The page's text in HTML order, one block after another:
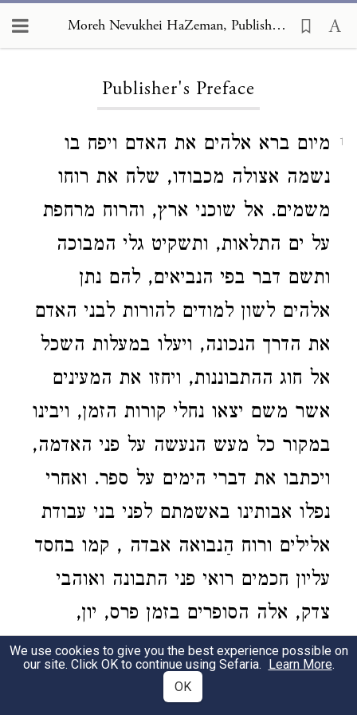
Moreh Nevukhei HaZeman, Publisher's Preface
Publisher's Preface
1
מיום ברא אלהים את האדם ויפח בו
נשמה אצולה מכבודו, שלח את רוחו
משמים. אל שוכני ארץ, והרוח מרחפת
על ים התלאות, ותשקיט גלי המבוכה
ותשם דבר בפי הנביאים, להם נתן
אלהים לשון למודים להורות לבני האדם
את הדרך הנכונה, ויעלו במעלות השכל
אל חוג ההתבוננות, ויחזו את המעינים
אשר משם יצאו נחלי קורות הזמן, ויבינו
במקור כל מעש הנעשה על פני האדמה,
ויכתבו את דברי הימים על ספר. ואחרי
נפלו אבותינו באשמתם לפני בני עבודת
אלילים ורוח הַנבואה אבדה ‎,‏ קמו בחסד
עליון חכמים רואי פני התבונה ואוהבי
צדק, אלה הסופרים בזמן פרס, יון,
ורומי, אשר נלחמו מלחמות ישראל
ויחרישו את אויביו; המה קראו ושנו
We use cookies to give you the best experience possible on
our site. Click OK to continue using Sefaria. Learn More.
OK